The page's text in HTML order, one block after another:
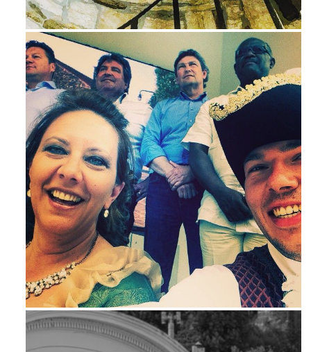
Avg 3
Maj 23